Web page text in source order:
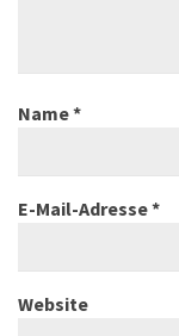
Name*
E-Mail-Adresse*
Website